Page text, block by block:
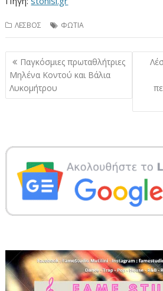
ΛΕΣΒΟΣ ΦΩΤΙΑ
Πλοήγηση
άρθρων
Παγκόσμιες πρωταθλήτριες
Μηλένα Κοντού και Βάλια
Λυκομήτρου